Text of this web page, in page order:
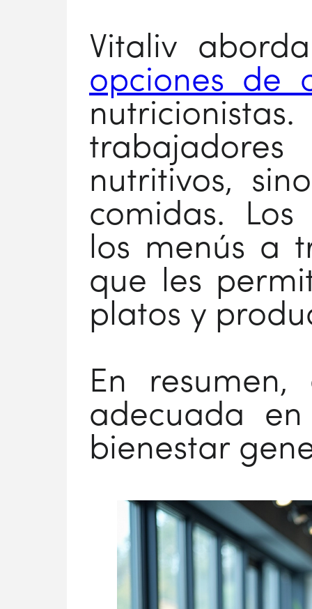
Vitaliv
opciones de
nutritivos,
comidas.
los menús a
que les
platos y
En
adecuada
bienestar